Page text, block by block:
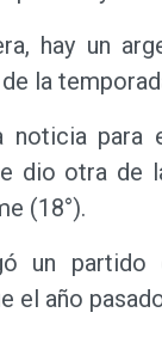
hay un
la
noticia para
dio otra de
(18°).
un
el año